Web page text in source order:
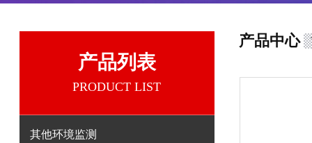
产品列表
PRODUCT LIST
其他环境监测
产品中心